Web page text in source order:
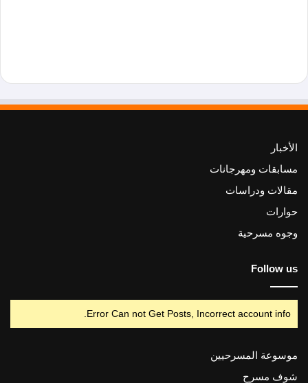
الأخبار
مسابقات ومهرجانات
مقالات ودراسات
حوارات
وجوه مسرحية
Follow us
Error Can not Get Posts, Incorrect account info.
موسوعة المسرحيين
شوف مسرح